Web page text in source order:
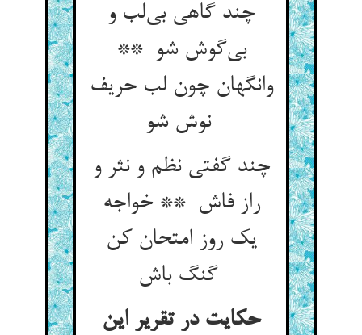
چند گاهی بی‌لب و
بی‌گوش شو **
وانگهان چون لب حریف
نوش شو
چند گفتی نظم و نثر و
راز فاش ** خواجه
یک روز امتحان کن
گنگ باش
حکایت در تقریر این